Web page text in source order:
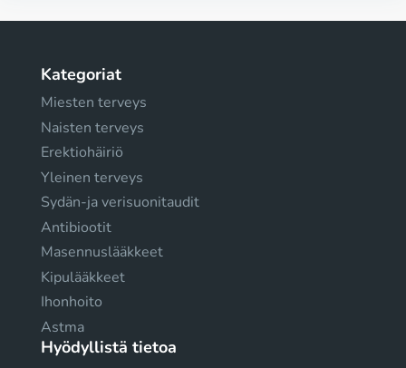
Kategoriat
Miesten terveys
Naisten terveys
Erektiohäiriö
Yleinen terveys
Sydän-ja verisuonitaudit
Antibiootit
Masennuslääkkeet
Kipulääkkeet
Ihonhoito
Astma
Hyödyllistä tietoa